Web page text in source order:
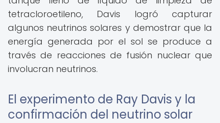
tetracloroetileno, Davis logró capturar
algunos neutrinos solares y demostrar que la
energía generada por el sol se produce a
través de reacciones de fusión nuclear que
involucran neutrinos.
El experimento de Ray Davis y la
confirmación del neutrino solar